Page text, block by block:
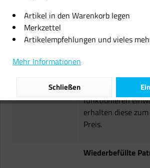
Blister Patronen
Es handelt sich um
diese ohne
angeboten. Die
funktionieren
erhalten diese
Preis.
Wiederbefüllte
Artikel in den Warenkorb legen
Merkzettel
Artikelempfehlungen und vieles
Mehr Informationen
Schließen